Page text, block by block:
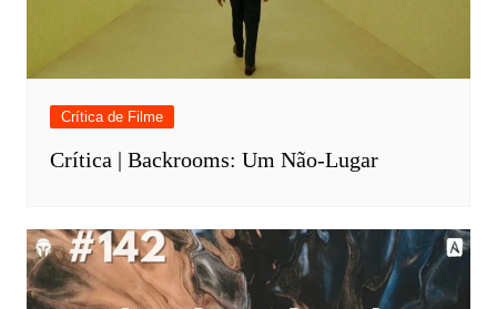
Crítica de Filme
Crítica | Backrooms: Um Não-Lugar